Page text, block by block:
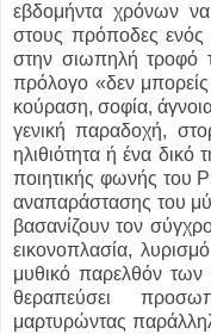
εβδομήντα χρόνων να
στους πρόποδες ενός
στην σιωπηλή τροφό
πρόλογο «δεν
κούραση, σοφία,
γενική παραδοχή,
ηλιθιότητα ή ένα
ποιητικής φωνής του
αναπαράστασης του
βασανίζουν τον
εικονοπλασία,
μυθικό παρελθόν των
θεραπεύσει
μαρτυρώντας